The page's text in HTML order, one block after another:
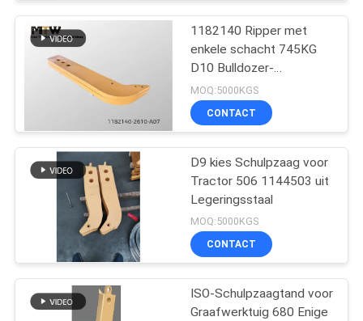
CONTACTEER
VERZOEK
OM EEN
CITAAT
SITEMAP
1182140 Ripper met
enkele schacht 745KG
D10 Bulldozer-
slijtageonderdeel
MOQ:5000KGS
CONTACT
D9 kies Schulpzaag voor
Tractor 506 1144503 uit
Legeringsstaal
MOQ:5000KGS
CONTACT
ISO-Schulpzaagtand voor
Graafwerktuig 680 Enige